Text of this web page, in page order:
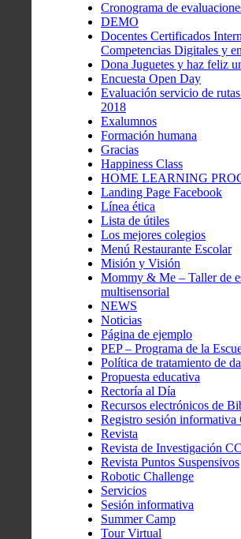
Cronograma de
DEMO
Docentes Certificados
Competencias Digitales y
Dona Juguetes y haz feliz
Encuesta Open Day
Evaluación servicio de
2018
Exalumnos
Formación humana
Gracias
Happiness Class
HOME LEARNING
Landing Page Facebook
Línea ética
Lista de útiles
Los mejores colegios
Menú Restaurante Escolar
Misión y Visión
Mommy & Me – Taller de
multisensorial
NEWS
Noticias
Página de ejemplo
PEP – Programa de la
Política de tratamiento de
Propuesta educativa
Rectoría al Día
Recursos electrónicos de
Registro sesión informativa
Revista
Revista de Investigación
Revista Puntos Suspensivos
Robotic Challenge
Servicios
Sesión informativa
Summer Camp
Tour Virtual